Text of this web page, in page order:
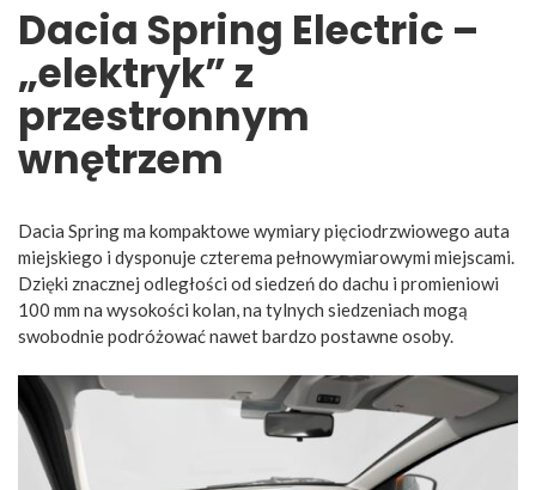
Dacia Spring Electric –
„elektryk” z
przestronnym
wnętrzem
Dacia Spring ma kompaktowe wymiary pięciodrzwiowego auta
miejskiego i dysponuje czterema pełnowymiarowymi miejscami.
Dzięki znacznej odległości od siedzeń do dachu i promieniowi
100 mm na wysokości kolan, na tylnych siedzeniach mogą
swobodnie podróżować nawet bardzo postawne osoby.